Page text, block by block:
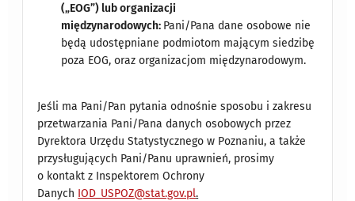
(„EOG”) lub organizacji
międzynarodowych: Pani/Pana dane osobowe nie
będą udostępniane podmiotom mającym siedzibę
poza EOG, oraz organizacjom międzynarodowym.
Jeśli ma Pani/Pan pytania odnośnie sposobu i zakresu
przetwarzania Pani/Pana danych osobowych przez
Dyrektora Urzędu Statystycznego w Poznaniu, a także
przysługujących Pani/Panu uprawnień, prosimy
o kontakt z Inspektorem Ochrony
Danych IOD_USPOZ@stat.gov.pl.